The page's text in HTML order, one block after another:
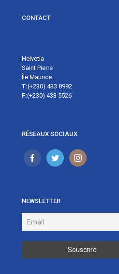
CONTACT
Helvetia
Saint Pierre
Île Maurice
T:(+230) 433 8992
F:(+230) 433 5526
RÉSEAUX SOCIAUX
NEWSLETTER